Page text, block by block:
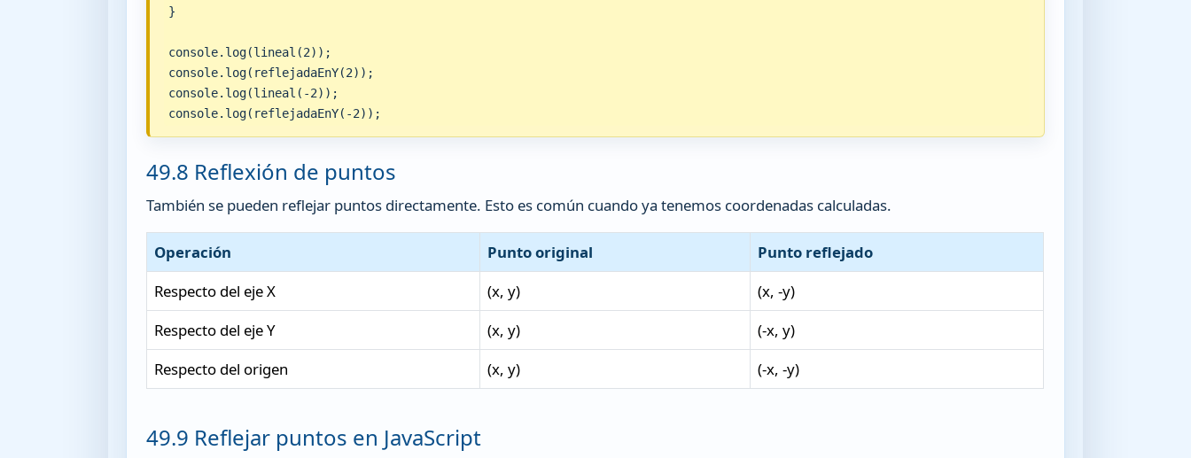
}
console.log(lineal(2));
console.log(reflejadaEnY(2));
console.log(lineal(-2));
console.log(reflejadaEnY(-2));
49.8 Reflexión de puntos
También se pueden reflejar puntos directamente. Esto es común cuando ya tenemos coordenadas calculadas.
Operación Punto original
Punto reflejado
Respecto del eje X
(x, y)
(x, -y)
Respecto del eje Y
(x, y)
(-x, y)
Respecto del origen
(x, y) (-x, -y)
49.9 Reflejar puntos en JavaScript